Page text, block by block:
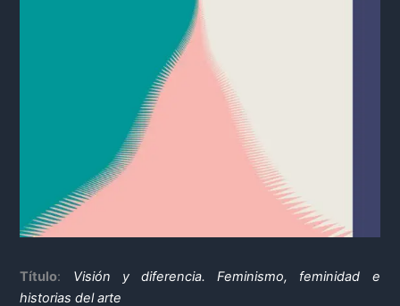
Título: Visión y diferencia. Feminismo, feminidad e
historias del arte